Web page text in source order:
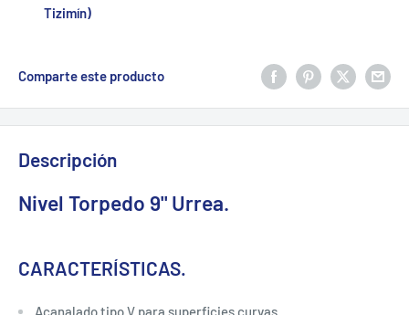
Tizimín)
Comparte este producto
Descripción
Nivel Torpedo 9" Urrea.
CARACTERÍSTICAS.
Acanalado tipo V para superficies curvas.